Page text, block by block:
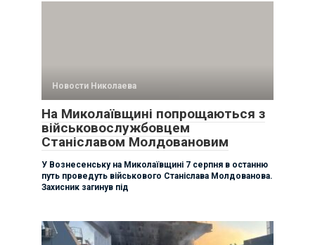
Новости Николаева
На Миколаївщині попрощаються з
військовослужбовцем
Станіславом Молдовановим
У Вознесенську на Миколаївщині 7 серпня в останню
путь проведуть військового Станіслава Молдованова.
Захисник загинув під